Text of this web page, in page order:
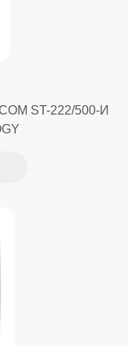
ST-222/500-И